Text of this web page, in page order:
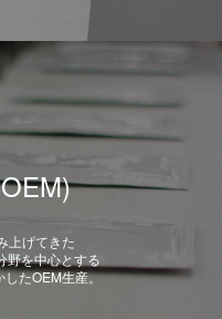
上げてきた
野を中心とする
したOEM生産。